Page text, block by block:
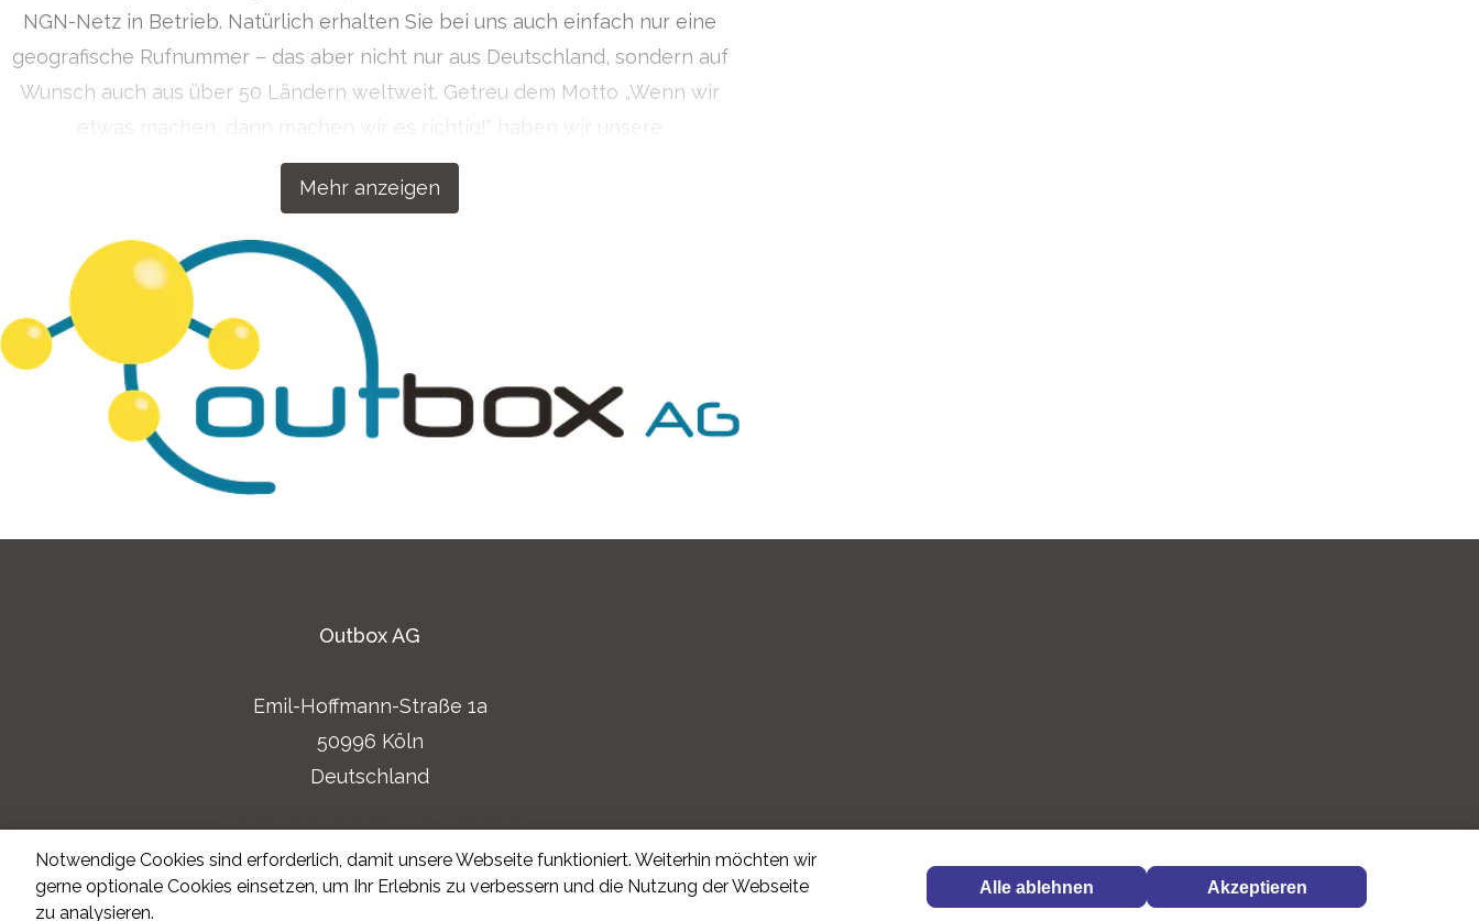
Notwendige Cookies sind erforderlich, damit unsere Webseite funktioniert. Weiterhin möchten wir
gerne optionale Cookies einsetzen, um Ihr Erlebnis zu verbessern und die Nutzung der Webseite
zu analysieren.
Alle ablehnen Akzeptieren
Mehr anzeigen
NGN-Netz in Betrieb. Natürlich erhalten Sie bei uns auch einfach nur eine
geografische Rufnummer – das aber nicht nur aus Deutschland, sondern auf
Wunsch auch aus über 50 Ländern weltweit. Getreu dem Motto „Wenn wir
etwas machen, dann machen wir es richtig!“ haben wir unsere
Kommunikationslösungen für Ihren Erfolg konzipiert.
Outbox AG
Emil-Hoffmann-Straße 1a
50996 Köln
Deutschland
Datenschutzerklärung